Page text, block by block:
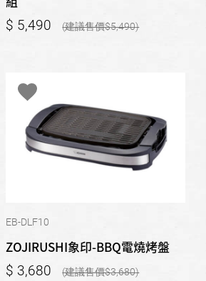
5,490 5,490
EB-DLF10
ZOJIRUSHI象印-BBQ電燒烤盤
3,680 3,680